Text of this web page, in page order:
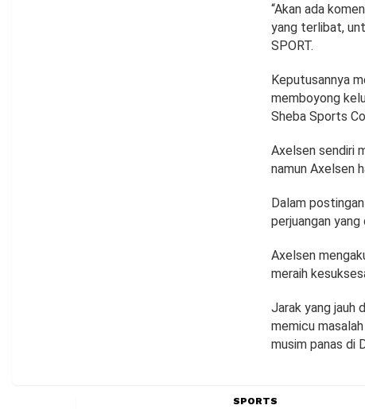
“Akan ada
yang terlibat,
SPORT.
Keputusannya
memboyong
Sheba Sports
Axelsen sendiri
namun Axelsen
Dalam
perjuangan
Axelsen
meraih
Jarak yang jauh
memicu
musim panas di
SPORTS